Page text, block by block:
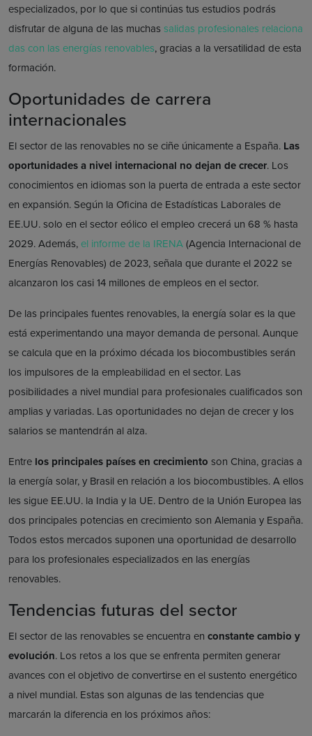
especializados, por lo que si continúas tus estudios podrás
disfrutar de alguna de las muchas salidas profesionales relaciona
das con las energías renovables,gracias a la versatilidad de esta
formación.
Oportunidades de carrera
internacionales
El sector de las renovables no se ciñe únicamente a España. Las
oportunidades a nivel internacional no dejan de crecer. Los
conocimientos en idiomas son la puerta de entrada a este sector
en expansión. Según la Oficina de Estadísticas Laborales de
EE.UU. solo en el sector eólico el empleo crecerá un 68 % hasta
2029. Además,el informe de la IRENA(Agencia Internacional de
Energías Renovables) de 2023, señala que durante el 2022 se
alcanzaron los casi 14 millones de empleos en el sector.
De las principales fuentes renovables, la energía solar es la que
está experimentando una mayor demanda de personal. Aunque
se calcula que en la próximo década los biocombustibles serán
los impulsores de la empleabilidad en el sector. Las
posibilidades a nivel mundial para profesionales cualificados son
amplias y variadas. Las oportunidades no dejan de crecer y los
salarios se mantendrán al alza.
Entre los principales países en crecimiento son China, gracias a
la energía solar, y Brasil en relación a los biocombustibles. A ellos
les sigue EE.UU. la India y la UE. Dentro de la Unión Europea las
dos principales potencias en crecimiento son Alemania y España.
Todos estos mercados suponen una oportunidad de desarrollo
para los profesionales especializados en las energías
renovables.
Tendencias futuras del sector
El sector de las renovables se encuentra en constante cambio y
evolución. Los retos a los que se enfrenta permiten generar
avances con el objetivo de convertirse en el sustento energético
a nivel mundial. Estas son algunas de las tendencias que
marcarán la diferencia en los próximos años: